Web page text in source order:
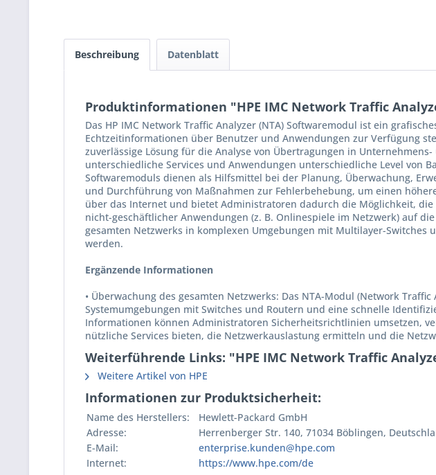
Beschreibung Datenblatt
Produktinformationen "HPE IMC Network Traffic
Das HP IMC Network Traffic Analyzer (NTA) Softwaremodul ist ein
Echtzeitinformationen über Benutzer und Anwendungen zur Verfügung
zuverlässige Lösung für die Analyse von Übertragungen in
unterschiedliche Services und Anwendungen unterschiedliche Level von
Softwaremoduls dienen als Hilfsmittel bei der Planung, Überwachung,
und Durchführung von Maßnahmen zur Fehlerbehebung, um einen
über das Internet und bietet Administratoren dadurch die Möglichkeit,
nicht-geschäftlicher Anwendungen (z. B. Onlinespiele im Netzwerk) auf
gesamten Netzwerks in komplexen Umgebungen mit Multilayer-
werden.
Ergänzende Informationen
• Überwachung des gesamten Netzwerks: Das NTA-Modul (Network
Systemumgebungen mit Switches und Routern und eine schnelle
Informationen können Administratoren Sicherheitsrichtlinien umsetzen,
nützliche Services bieten, die Netzwerkauslastung ermitteln und die
Weiterführende Links: "HPE IMC Network Traffic
Weitere Artikel von HPE
Informationen zur Produktsicherheit:
Name des Herstellers:
Hewlett-Packard GmbH
Adresse:
Herrenberger Str. 140, 71034 Böblingen,
E-Mail:
enterprise.kunden@hpe.com
Internet:
https://www.hpe.com/de